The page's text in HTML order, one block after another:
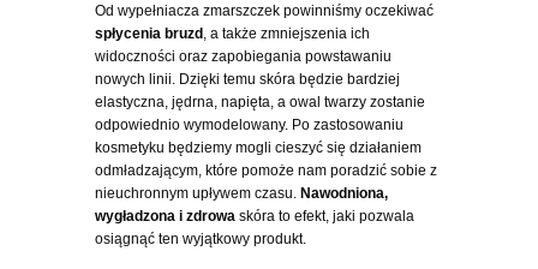
Od wypełniacza zmarszczek powinniśmy oczekiwać
spłycenia bruzd , a także zmniejszenia ich
widoczności oraz zapobiegania powstawaniu
nowych linii. Dzięki temu skóra będzie bardziej
elastyczna, jędrna, napięta, a owal twarzy zostanie
odpowiednio wymodelowany. Po zastosowaniu
kosmetyku będziemy mogli cieszyć się działaniem
odmładzającym, które pomoże nam poradzić sobie z
nieuchronnym upływem czasu. Nawodniona,
wygładzona i zdrowa skóra to efekt, jaki pozwala
osiągnąć ten wyjątkowy produkt.